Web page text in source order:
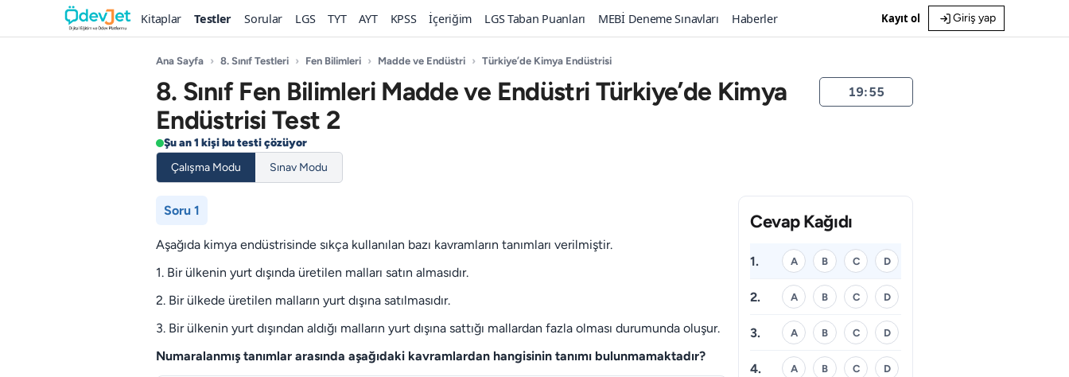
Kitaplar Testler Sorular LGS TYT AYT KPSS İçeriğim LGS Taban Puanları MEBİ Deneme Sınavları Haberler Kayıt ol Giriş yap
Ana Sayfa › 8. Sınıf Testleri › Fen Bilimleri › Madde ve Endüstri › Türkiye’de Kimya Endüstrisi
8. Sınıf Fen Bilimleri Madde ve Endüstri Türkiye’de Kimya
Endüstrisi Test 2
Şu an 1 kişi bu testi çözüyor
Çalışma Modu
Sınav Modu
19:55
Soru 1
Aşağıda kimya endüstrisinde sıkça kullanılan bazı kavramların tanımları verilmiştir.
1. Bir ülkenin yurt dışında üretilen malları satın almasıdır.
2. Bir ülkede üretilen malların yurt dışına satılmasıdır.
3. Bir ülkenin yurt dışından aldığı malların yurt dışına sattığı mallardan fazla olması durumunda oluşur.
Numaralanmış tanımlar arasında aşağıdaki kavramlardan hangisinin tanımı bulunmamaktadır?
Cevap Kağıdı
1. A B C D
2. A B C D
3. A B C D
4. A B C D